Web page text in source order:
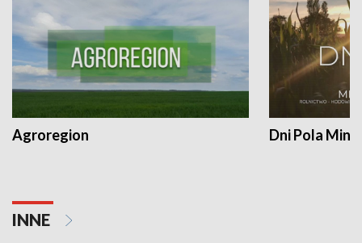
Agroregion Dni Pola
INNE